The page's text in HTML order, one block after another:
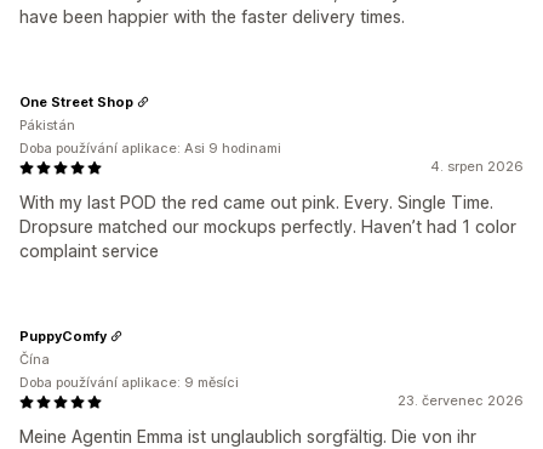
have been happier with the faster delivery times.
4. srpen 2026
With my last POD the red came out pink. Every. Single Time.
Dropsure matched our mockups perfectly. Haven’t had 1 color
complaint service
One Street Shop
Pákistán
Doba používání aplikace: Asi 9 hodinami
23. červenec 2026
Meine Agentin Emma ist unglaublich sorgfältig. Die von ihr
PuppyComfy
Čína
Doba používání aplikace: 9 měsíci